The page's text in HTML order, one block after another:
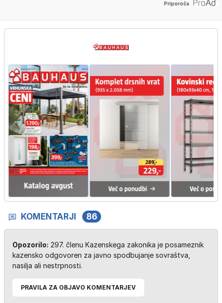
Priporoča
KOMENTARJI 86
Opozorilo: 297. členu Kazenskega zakonika je posameznik
kazensko odgovoren za javno spodbujanje sovraštva,
nasilja ali nestrpnosti.
PRAVILA ZA OBJAVO KOMENTARJEV